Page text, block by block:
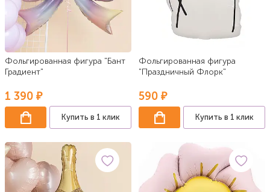
Фольгированная фигура "Бант
Градиент"
1 390 ₽
Купить в 1 клик
Фольгированная фигура
"Праздничный Флорк"
590 ₽
Купить в 1 клик